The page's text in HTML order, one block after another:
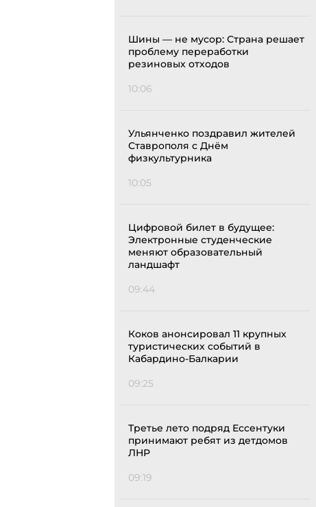
Шины — не мусор: Страна решает
проблему переработки
резиновых отходов
10:06
Ульянченко поздравил жителей
Ставрополя с Днём
физкультурника
10:05
Цифровой билет в будущее:
Электронные студенческие
меняют образовательный
ландшафт
09:44
Коков анонсировал 11 крупных
туристических событий в
Кабардино-Балкарии
09:25
Третье лето подряд Ессентуки
принимают ребят из детдомов
ЛНР
09:19